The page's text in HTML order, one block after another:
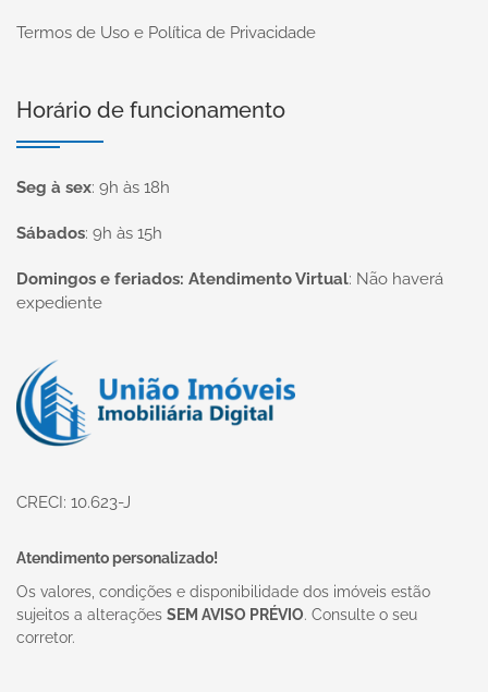
Termos de Uso e Política de Privacidade
Horário de funcionamento
Seg à sex: 9h às 18h
Sábados: 9h às 15h
Domingos e feriados: Atendimento Virtual: Não haverá
expediente
Página inicial
CRECI: 10.623-J
Atendimento personalizado!
Os valores, condições e disponibilidade dos imóveis estão
sujeitos a alterações SEM AVISO PRÉVIO. Consulte o seu
corretor.